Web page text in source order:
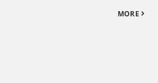
MORE